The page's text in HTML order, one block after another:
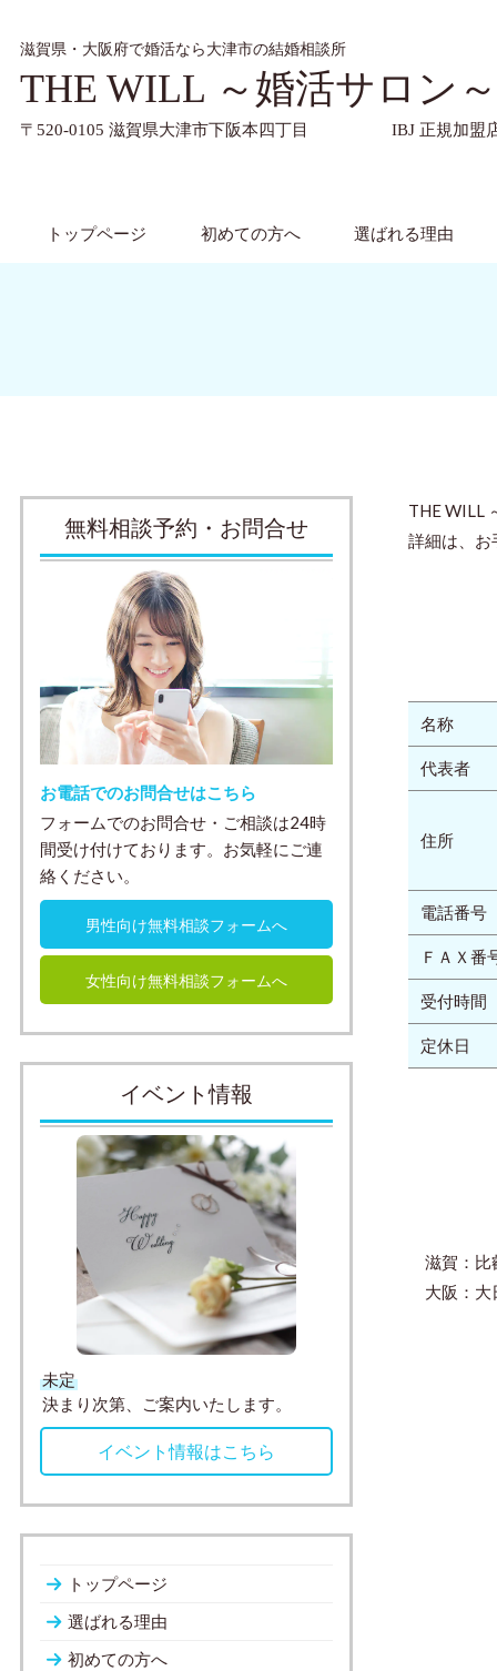
滋賀県・大阪府で婚活なら大津市の結婚相談所
THE WILL ～婚活サロン～
〒520-0105 滋賀県大津市下阪本四丁目 IBJ
トップページ 初めての方へ 選ばれる理由
THE WILL
詳細は、お
名称
代表者
住所
電話番号
ＦＡＸ番
受付時間
定休日
滋賀：比
大阪：大
無料相談予約・お問合せ
お電話でのお問合せはこちら
フォームでのお問合せ・ご相談は24時
間受け付けております。お気軽にご連
絡ください。
男性向け無料相談フォームへ
女性向け無料相談フォームへ
イベント情報
未定
決まり次第、ご案内いたします。
イベント情報はこちら
トップページ
選ばれる理由
初めての方へ